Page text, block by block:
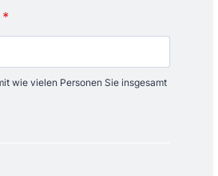
*
wie vielen Personen Sie insgesamt